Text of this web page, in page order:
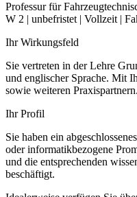
Professur für
W 2 | unbefristet | Vollzeit |
Ihr Wirkungsfeld
Sie vertreten in der Lehre
und englischer Sprache. Mit
sowie weiteren
Ihr Profil
Sie haben ein
oder informatikbezogene
und die entsprechenden
beschäftigt.